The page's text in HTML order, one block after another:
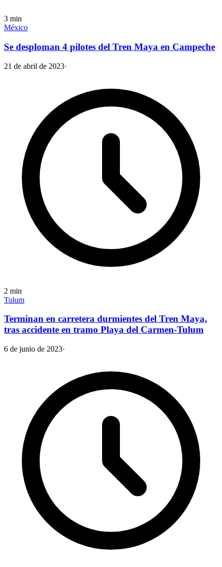
3 min
México
Se desploman 4 pilotes del Tren Maya en Campeche
21 de abril de 2023·
2 min
Tulum
Terminan en carretera durmientes del Tren Maya,
tras accidente en tramo Playa del Carmen-Tulum
6 de junio de 2023·